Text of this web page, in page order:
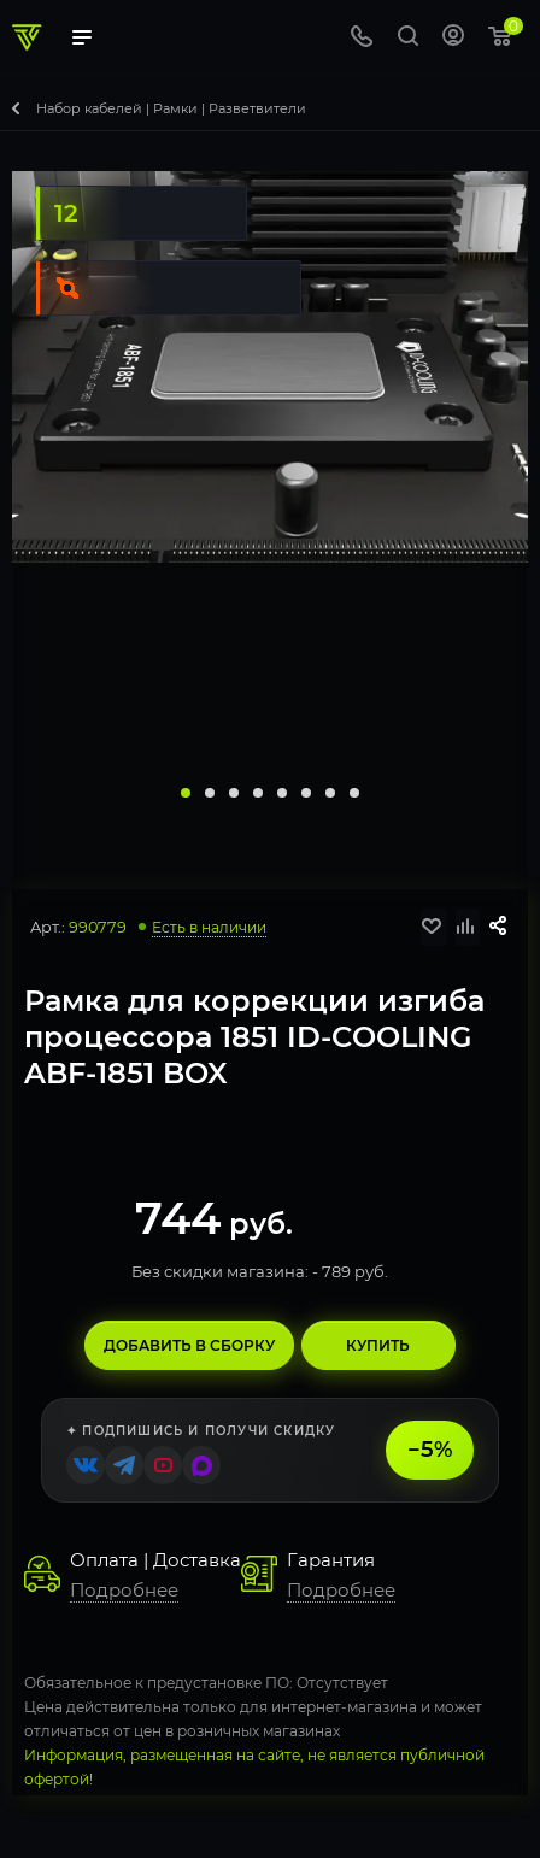
0
Набор кабелей | Рамки | Разветвители
Арт.: 990779 Есть в наличии
Рамка для коррекции изгиба
процессора 1851 ID-COOLING
ABF-1851 BOX
744 руб.
Без скидки магазина: -789 руб.
ДОБАВИТЬ В СБОРКУ КУПИТЬ
✦ ПОДПИШИСЬ И ПОЛУЧИ СКИДКУ
−5%
Оплата | Доставка
Подробнее
Гарантия
Подробнее
Обязательное к предустановке ПО: Отсутствует
Цена действительна только для интернет-магазина и может
отличаться от цен в розничных магазинах
Информация, размещенная на сайте, не является публичной
офертой!